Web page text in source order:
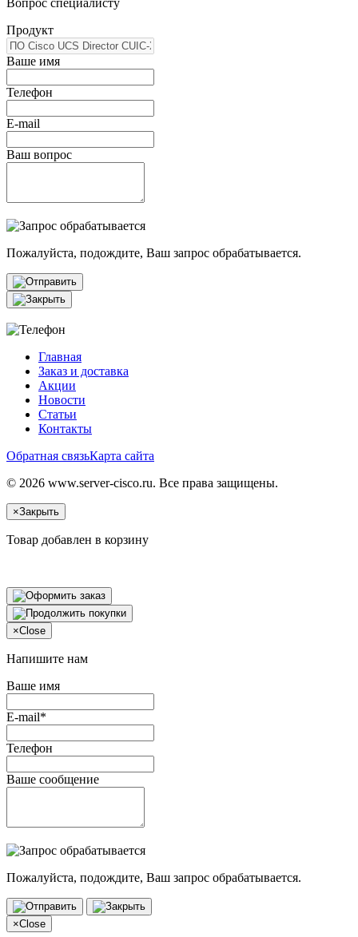
Продукт
Ваше имя
Телефон
E-mail
Ваш вопрос
Пожалуйста, подождите, Ваш запрос обрабатывается.
Главная
Заказ и доставка
Акции
Новости
Статьи
Контакты
Обратная связьКарта сайта
© 2026 www.server-cisco.ru. Все права защищены.
×Закрыть
Товар добавлен в корзину
×Close
Напишите нам
Ваше имя
E-mail*
Телефон
Ваше сообщение
Пожалуйста, подождите, Ваш запрос обрабатывается.
×Close